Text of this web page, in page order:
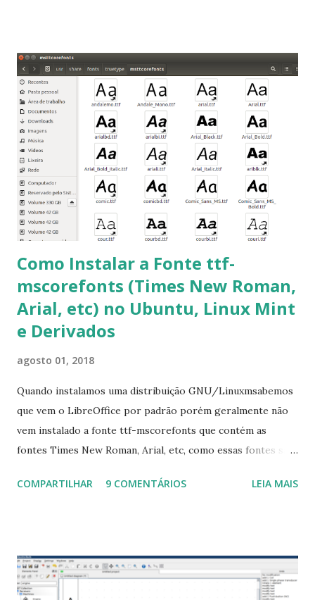
que contém essas fontes. Ao instalar o GNU/Linux abra o
terminal e execute o comando: $ sudo apt-get install ttf-
mscorefonts-installer Leia os termos de uso e avance
clicando em “Ok” Agora aceite os termos de uso clicando
em “Sim” Pronto agora abra o LibreOffice e veja se as
fontes Times New Roman, Arial estão instaladas. Caso
ocorra algum erro ou precisa reinstalar, execute: $ sudo
apt-get install --reinstall ttf-mscorefonts-installer
Como Instalar a Fonte ttf-
mscorefonts (Times New Roman,
Arial, etc) no Ubuntu, Linux Mint
e Derivados
agosto 01, 2018
Quando instalamos uma distribuição GNU/Linuxmsabemos
que vem o LibreOffice por padrão porém geralmente não
vem instalado a fonte ttf-mscorefonts que contém as
fontes Times New Roman, Arial, etc, como essas fontes são
a Associação Brasileira de Normas Técnicas (ABNT), exige
que contém essas fontes. Ao instalar o GNU/Linux abra o
terminal e execute o comando: $ sudo apt-get install ttf-
COMPARTILHAR 9 COMENTÁRIOS LEIA MAIS